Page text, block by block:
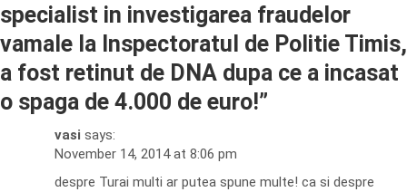
specialist in investigarea fraudelor
vamale la Inspectoratul de Politie Timis,
a fost retinut de DNA dupa ce a incasat
o spaga de 4.000 de euro!”
vasi says:
November 14, 2014 at 8:06 pm
despre Turai multi ar putea spune multe! ca si despre